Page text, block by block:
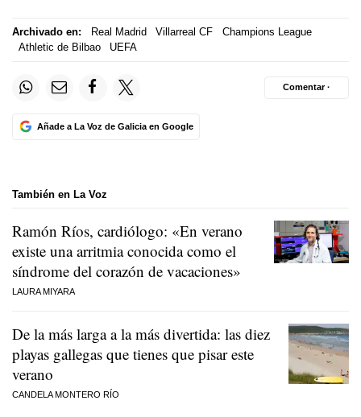
Archivado en: Real Madrid Villarreal CF
Champions League
Athletic de Bilbao
UEFA
Añade a La Voz de Galicia en Google
Comentar ·
También en La Voz
Ramón Ríos, cardiólogo: «En verano
existe una arritmia conocida como el
síndrome del corazón de vacaciones»
LAURA MIYARA
De la más larga a la más divertida: las diez
playas gallegas que tienes que pisar este
verano
CANDELA MONTERO RÍO